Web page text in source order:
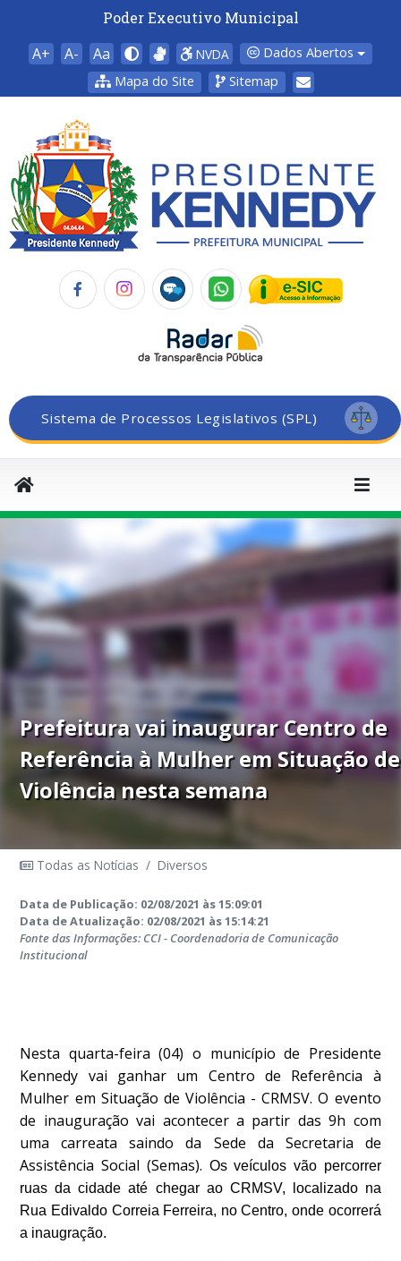
Poder Executivo Municipal
A+ A- Aa NVDA
Dados Abertos
Mapa do Site
Sitemap
Sistema de Processos Legislativos (SPL)
Prefeitura vai inaugurar Centro de
Referência à Mulher em Situação de
Violência nesta semana
Todas as Notícias / Diversos
Data de Publicação: 02/08/2021 às 15:09:01
Data de Atualização: 02/08/2021 às 15:14:21
Fonte das Informações: CCI - Coordenadoria de Comunicação
Institucional
Nesta quarta-feira (04) o município de Presidente
Kennedy vai ganhar um Centro de Referência à
Mulher em Situação de Violência - CRMSV. O evento
de inauguração vai acontecer a partir das 9h com
uma carreata saindo da Sede da Secretaria de
Assistência Social (Semas). Os veículos vão percorrer
ruas da cidade até chegar ao CRMSV, localizado na
Rua Edivaldo Correia Ferreira, no Centro, onde ocorrerá
a inaugração.